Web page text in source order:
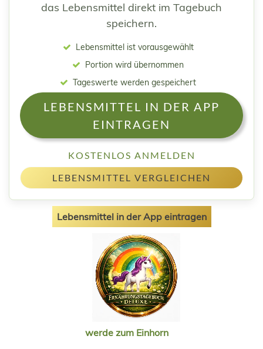
das Lebensmittel direkt im Tagebuch
speichern.
Lebensmittel ist vorausgewählt
Portion wird übernommen
Tageswerte werden gespeichert
LEBENSMITTEL IN DER APP
EINTRAGEN
KOSTENLOS ANMELDEN
LEBENSMITTEL VERGLEICHEN
Lebensmittel in der App eintragen
werde zum Einhorn